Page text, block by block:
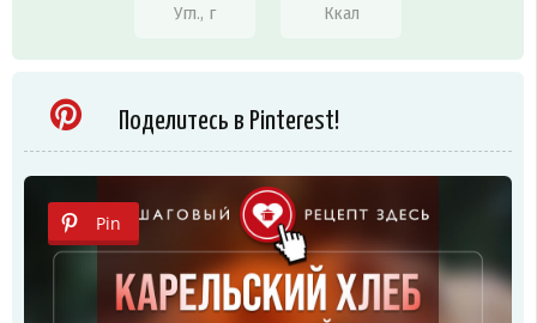
Угл., г Ккал
Поделитесь в Pinterest!
Pin